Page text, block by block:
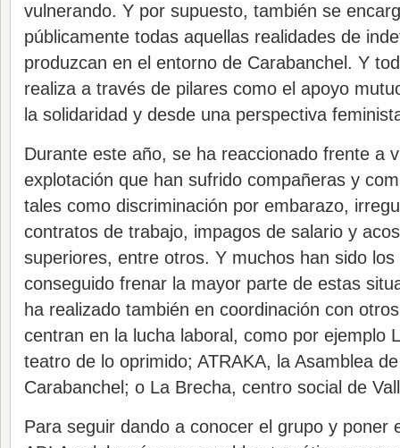
vulnerando. Y por supuesto, también se
públicamente todas aquellas realidades de
produzcan en el entorno de Carabanchel. Y
realiza a través de pilares como el apoyo
la solidaridad y desde una perspectiva
Durante este año, se ha reaccionado frente a
explotación que han sufrido compañeras y
tales como discriminación por embarazo,
contratos de trabajo, impagos de salario y
superiores, entre otros. Y muchos han sido
conseguido frenar la mayor parte de estas
ha realizado también en coordinación con
centran en la lucha laboral, como por ejemplo
teatro de lo oprimido; ATRAKA, la Asamblea
Carabanchel; o La Brecha, centro social de
Para seguir dando a conocer el grupo y poner